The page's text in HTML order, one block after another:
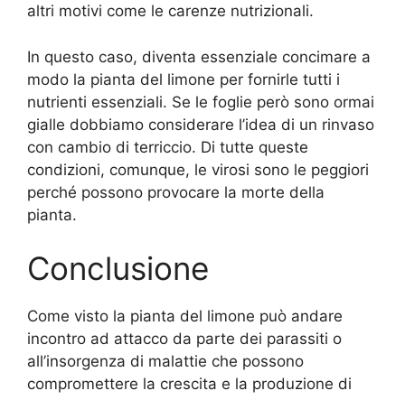
altri motivi come le carenze nutrizionali.
In questo caso, diventa essenziale concimare a
modo la pianta del limone per fornirle tutti i
nutrienti essenziali. Se le foglie però sono ormai
gialle dobbiamo considerare l’idea di un rinvaso
con cambio di terriccio. Di tutte queste
condizioni, comunque, le virosi sono le peggiori
perché possono provocare la morte della
pianta.
Conclusione
Come visto la pianta del limone può andare
incontro ad attacco da parte dei parassiti o
all’insorgenza di malattie che possono
compromettere la crescita e la produzione di